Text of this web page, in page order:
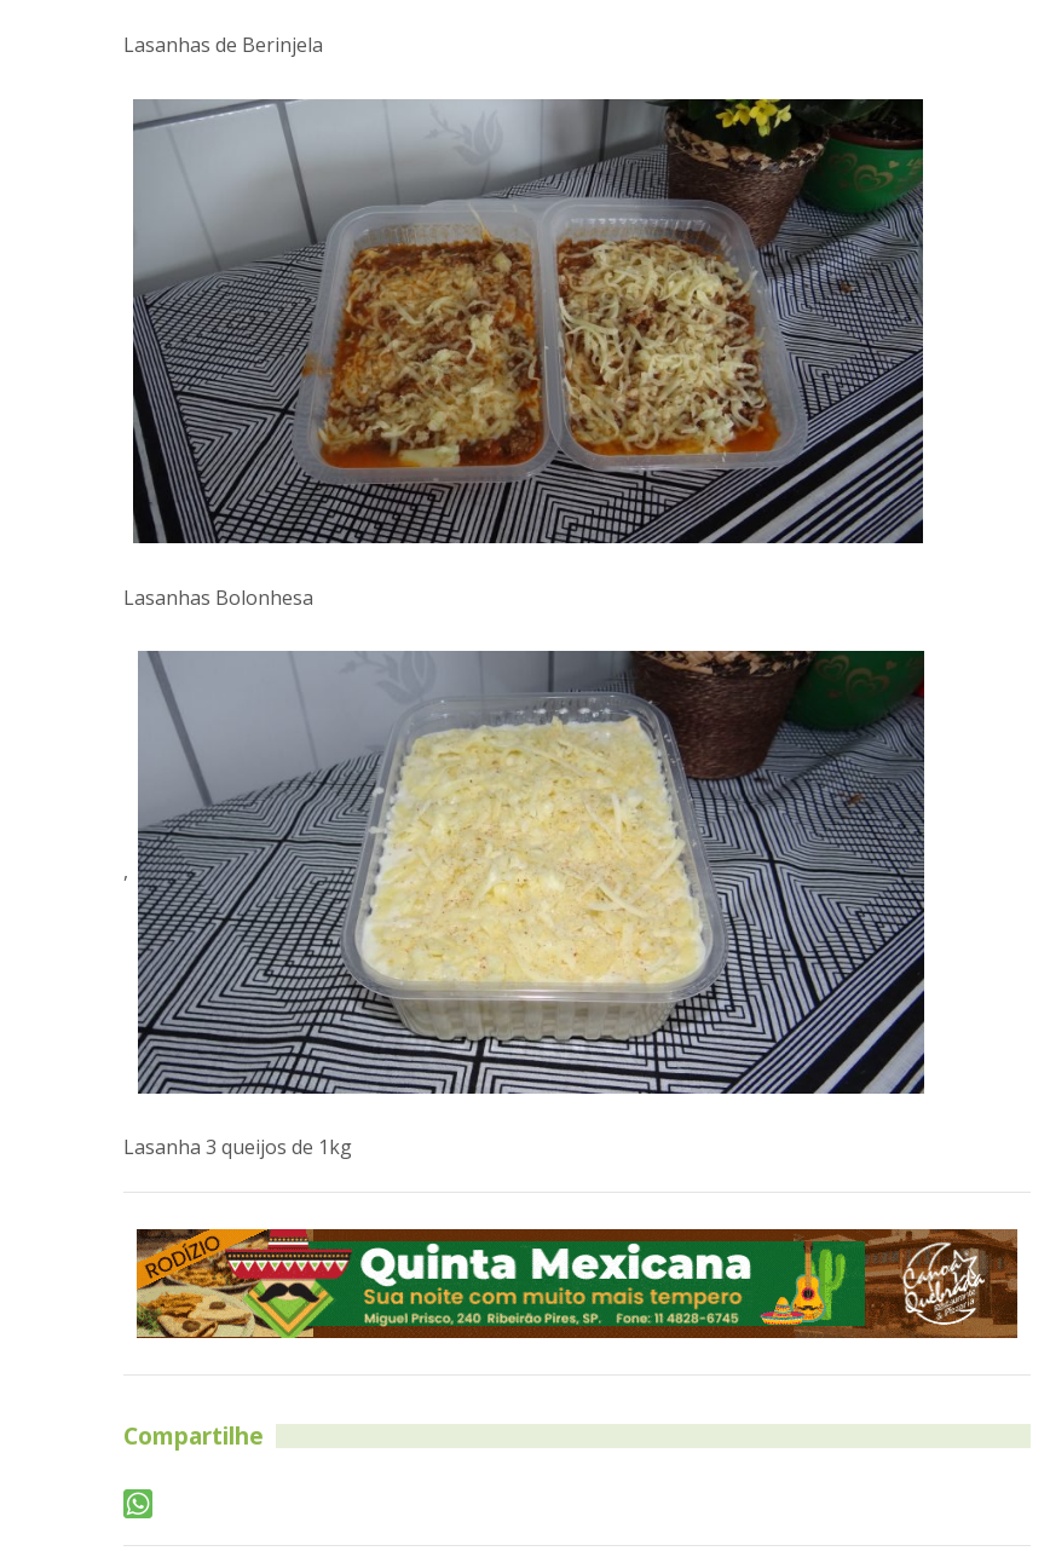
Lasanhas de Berinjela
Lasanhas Bolonhesa
,
Lasanha 3 queijos de 1kg
Compartilhe